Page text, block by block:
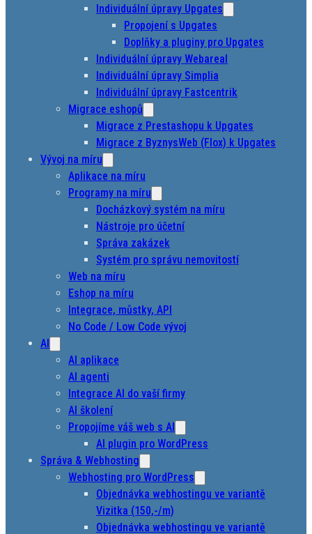
Individuální úpravy Upgates
Propojení s Upgates
Doplňky a pluginy pro Upgates
Individuální úpravy Webareal
Individuální úpravy Simplia
Individuální úpravy Fastcentrik
Migrace eshopů
Migrace z Prestashopu k Upgates
Migrace z ByznysWeb (Flox) k Upgates
Vývoj na míru
Aplikace na míru
Programy na míru
Docházkový systém na míru
Nástroje pro účetní
Správa zakázek
Systém pro správu nemovitostí
Web na míru
Eshop na míru
Integrace, můstky, API
No Code / Low Code vývoj
AI
AI aplikace
AI agenti
Integrace AI do vaší firmy
AI školení
Propojíme váš web s AI
AI plugin pro WordPress
Správa & Webhosting
Webhosting pro WordPress
Objednávka webhostingu ve variantě
Vizitka (150,-/m)
Objednávka webhostingu ve variantě